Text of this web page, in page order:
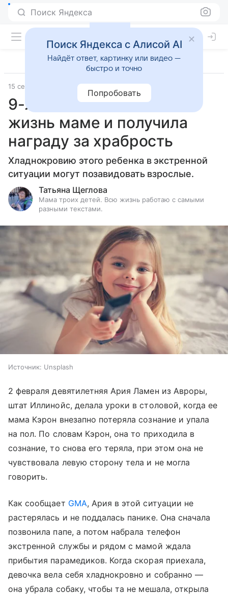
Поиск Яндекса
15 сентября 2024
9-летняя девочка спасла
жизнь маме и получила
награду за храбрость
Хладнокровию этого ребенка в экстренной
ситуации могут позавидовать взрослые.
Татьяна Щеглова
Мама троих детей. Всю жизнь работаю с самыми
разными текстами.
Источник: Unsplash
2 февраля девятилетняя Ария Ламен из Авроры,
штат Иллинойс, делала уроки в столовой, когда ее
мама Кэрон внезапно потеряла сознание и упала
на пол. По словам Кэрон, она то приходила в
сознание, то снова его теряла, при этом она не
чувствовала левую сторону тела и не могла
говорить.
Как сообщает GMA, Ария в этой ситуации не
растерялась и не поддалась панике. Она сначала
позвонила папе, а потом набрала телефон
экстренной службы и рядом с мамой ждала
прибытия парамедиков. Когда скорая приехала,
девочка вела себя хладнокровно и собранно —
она убрала собаку, чтобы та не мешала, открыла
Поиск Яндекса с Алисой AI
Найдёт ответ, картинку или видео —
быстро и точно
Попробовать